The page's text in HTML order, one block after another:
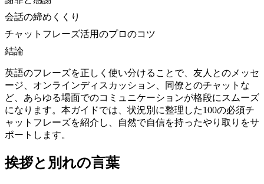
会話の締めくくり
チャットフレーズ活用のプロのコツ
結論
英語のフレーズを正しく使い分けることで、友人とのメッセ
ージ、オンラインディスカッション、同僚とのチャットな
ど、あらゆる場面でのコミュニケーションが格段にスムーズ
になります。本ガイドでは、状況別に整理した100の必須チ
ャットフレーズを紹介し、自然で自信を持ったやり取りをサ
ポートします。
挨拶と別れの言葉